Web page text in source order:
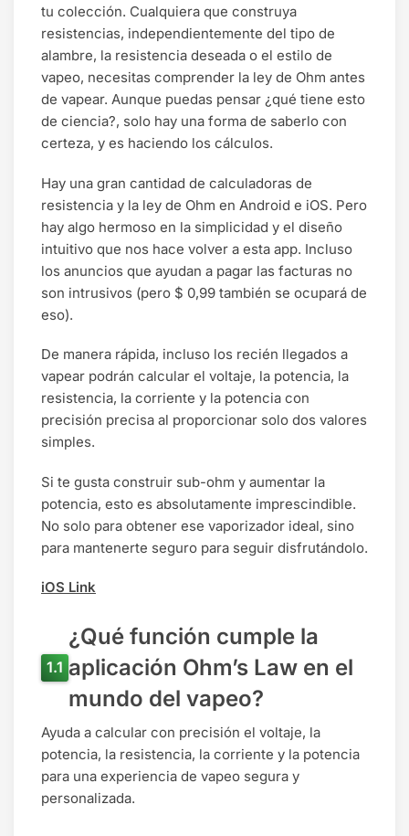
tu colección. Cualquiera que construya
resistencias, independientemente del tipo de
alambre, la resistencia deseada o el estilo de
vapeo, necesitas comprender la ley de Ohm antes
de vapear. Aunque puedas pensar ¿qué tiene esto
de ciencia?, solo hay una forma de saberlo con
certeza, y es haciendo los cálculos.
Hay una gran cantidad de calculadoras de
resistencia y la ley de Ohm en Android e iOS. Pero
hay algo hermoso en la simplicidad y el diseño
intuitivo que nos hace volver a esta app. Incluso
los anuncios que ayudan a pagar las facturas no
son intrusivos (pero $ 0,99 también se ocupará de
eso).
De manera rápida, incluso los recién llegados a
vapear podrán calcular el voltaje, la potencia, la
resistencia, la corriente y la potencia con
precisión precisa al proporcionar solo dos valores
simples.
Si te gusta construir sub-ohm y aumentar la
potencia, esto es absolutamente imprescindible.
No solo para obtener ese vaporizador ideal, sino
para mantenerte seguro para seguir disfrutándolo.
iOS Link
¿Qué función cumple la
aplicación Ohm’s Law en el
mundo del vapeo?
Ayuda a calcular con precisión el voltaje, la
potencia, la resistencia, la corriente y la potencia
para una experiencia de vapeo segura y
personalizada.